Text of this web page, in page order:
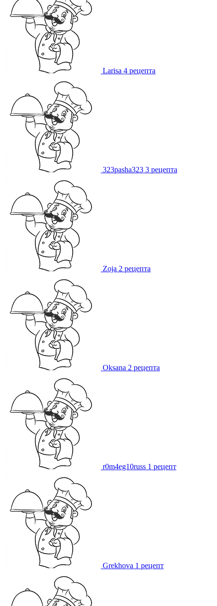
Larisa 4 рецепта
323pasha323 3 рецепта
Zoja 2 рецепта
Oksana 2 рецепта
r0m4eg10russ 1 рецепт
Grekhova 1 рецепт